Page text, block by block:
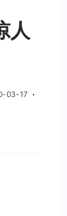
人
03-17